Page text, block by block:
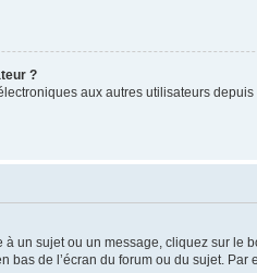
?
aux autres utilisateurs
un sujet ou un message, cliquez sur le
de l’écran du forum ou du sujet.